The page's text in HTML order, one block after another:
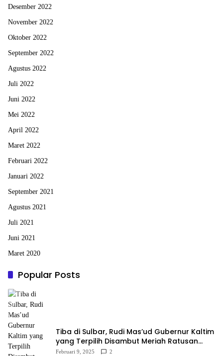
Desember 2022
November 2022
Oktober 2022
September 2022
Agustus 2022
Juli 2022
Juni 2022
Mei 2022
April 2022
Maret 2022
Februari 2022
Januari 2022
September 2021
Agustus 2021
Juli 2021
Juni 2021
Maret 2020
Popular Posts
Tiba di Sulbar, Rudi Mas’ud Gubernur Kaltim
yang Terpilih Disambut Meriah Ratusan
Masyarakat
Februari 9, 2025 2